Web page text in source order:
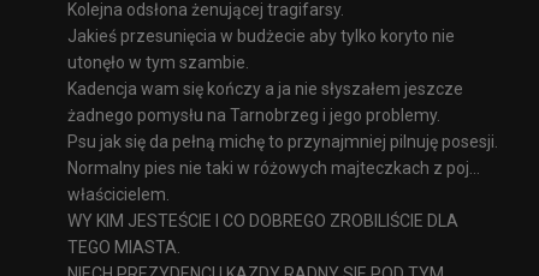
Kolejna odsłona żenującej tragifarsy.
Jakieś przesunięcia w budżecie aby tylko koryto nie
utonęło w tym szambie.
Kadencja wam się kończy a ja nie słyszałem jeszcze
żadnego pomysłu na Tarnobrzeg i jego problemy.
Psu jak się da pełną michę to przynajmniej pilnuję posesji.
Normalny pies nie taki w różowych majteczkach z poj…
właścicielem.
WY KIM JESTEŚCIE I CO DOBREGO ZROBILIŚCIE DLA
TEGO MIASTA.